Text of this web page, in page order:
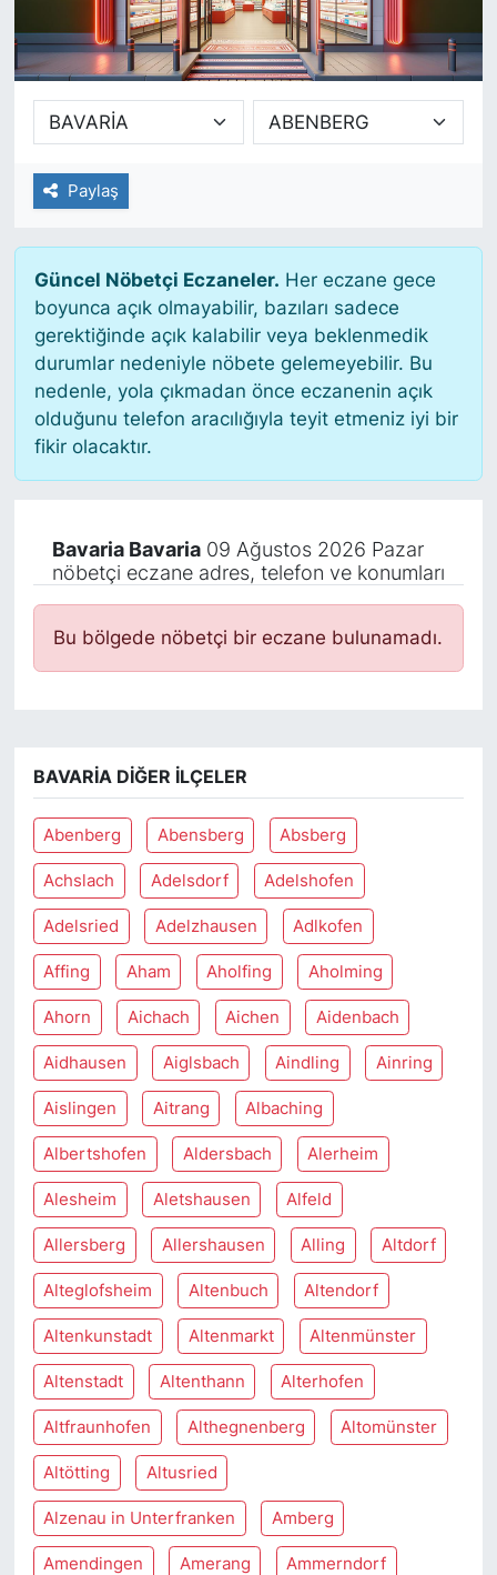
Paylaş
Güncel Nöbetçi Eczaneler. Her eczane gece
boyunca açık olmayabilir, bazıları sadece
gerektiğinde açık kalabilir veya beklenmedik
durumlar nedeniyle nöbete gelemeyebilir. Bu
nedenle, yola çıkmadan önce eczanenin açık
olduğunu telefon aracılığıyla teyit etmeniz iyi bir
fikir olacaktır.
Bavaria Bavaria09 Ağustos 2026 Pazar
nöbetçi eczane adres, telefon ve konumları
Bu bölgede nöbetçi bir eczane bulunamadı.
BAVARIA DIĞER İLÇELER
Abenberg Abensberg Absberg
Achslach Adelsdorf Adelshofen
Adelsried Adelzhausen Adlkofen
Affing Aham Aholfing Aholming
Ahorn Aichach Aichen Aidenbach
Aidhausen Aiglsbach Aindling Ainring
Aislingen Aitrang Albaching
Albertshofen Aldersbach Alerheim
Alesheim Aletshausen Alfeld
Allersberg Allershausen Alling Altdorf
Alteglofsheim Altenbuch Altendorf
Altenkunstadt Altenmarkt Altenmünster
Altenstadt Altenthann Alterhofen
Altfraunhofen Althegnenberg Altomünster
Altötting Altusried
Alzenau in Unterfranken Amberg
Amendingen Amerang Ammerndorf
SİYASET
SAĞLIK